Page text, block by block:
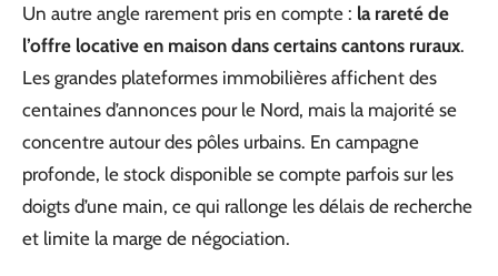
Un autre angle rarement pris en compte : la rareté de
l’offre locative en maison dans certains cantons ruraux.
Les grandes plateformes immobilières affichent des
centaines d’annonces pour le Nord, mais la majorité se
concentre autour des pôles urbains. En campagne
profonde, le stock disponible se compte parfois sur les
doigts d’une main, ce qui rallonge les délais de recherche
et limite la marge de négociation.